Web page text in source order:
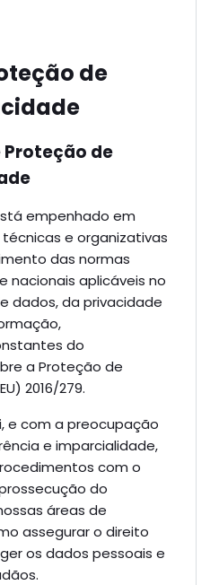
de
de
empenhado em
e organizativas
das normas
nacionais aplicáveis no
dados, da privacidade
do
a Proteção de
2016/279.
e com a preocupação
e imparcialidade,
com o
do
áreas de
assegurar o direito
os dados pessoais e